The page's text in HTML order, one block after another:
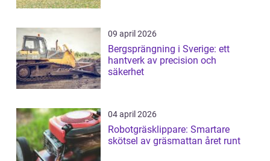
09 april 2026
Bergsprängning i Sverige: ett
hantverk av precision och
säkerhet
04 april 2026
Robotgräsklippare: Smartare
skötsel av gräsmattan året runt